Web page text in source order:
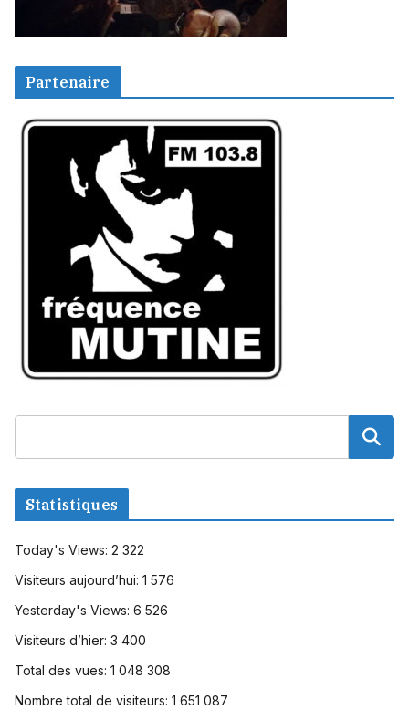
Partenaire
Statistiques
Today's Views: 2 322
Visiteurs aujourd’hui: 1 576
Yesterday's Views: 6 526
Visiteurs d’hier: 3 400
Total des vues: 1 048 308
Nombre total de visiteurs: 1 651 087